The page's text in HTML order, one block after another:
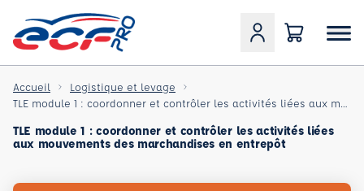
Accueil
Logistique et levage
TLE module 1 : coordonner et contrôler les activités liées
aux mouvements des marchandises en entrepôt